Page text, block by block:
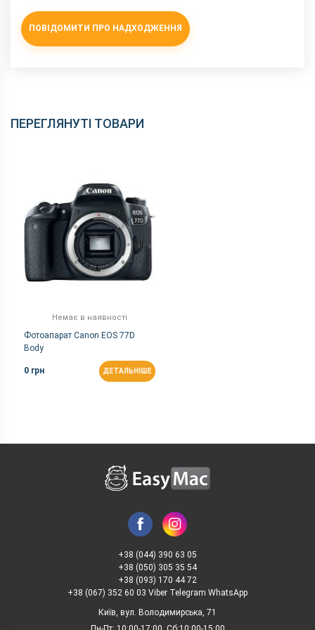
ПОВІДОМИТИ ПРО НАДХОДЖЕННЯ
ПЕРЕГЛЯНУТІ ТОВАРИ
Немає в наявності
Фотоапарат Canon EOS 77D
Body
0 грн ДЕТАЛЬНІШЕ
+38 (044) 390 63 05
+38 (050) 305 35 54
+38 (093) 170 44 72
+38 (067) 352 60 03 Viber Telegram WhatsApp
Київ, вул. Володимирська, 71